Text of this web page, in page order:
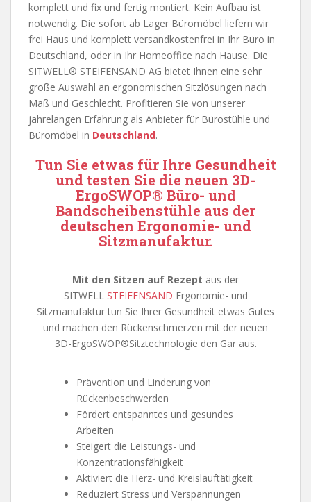
komplett und fix und fertig montiert. Kein Aufbau ist
notwendig. Die sofort ab Lager Büromöbel liefern wir
frei Haus und komplett versandkostenfrei in Ihr Büro in
Deutschland, oder in Ihr Homeoffice nach Hause. Die
SITWELL® STEIFENSAND AG bietet Ihnen eine sehr
große Auswahl an ergonomischen Sitzlösungen nach
Maß und Geschlecht. Profitieren Sie von unserer
jahrelangen Erfahrung als Anbieter für Bürostühle und
Büromöbel in Deutschland.
Tun Sie etwas für Ihre Gesundheit
und testen Sie die neuen 3D-
ErgoSWOP® Büro- und
Bandscheibenstühle aus der
deutschen Ergonomie- und
Sitzmanufaktur.
Mit den Sitzen auf Rezept aus der
SITWELL STEIFENSAND Ergonomie- und
Sitzmanufaktur tun Sie Ihrer Gesundheit etwas Gutes
und machen den Rückenschmerzen mit der neuen
3D-ErgoSWOP®Sitztechnologie den Gar aus.
Prävention und Linderung von
Rückenbeschwerden
Fördert entspanntes und gesundes
Arbeiten
Steigert die Leistungs- und
Konzentrationsfähigkeit
Aktiviert die Herz- und Kreislauftätigkeit
Reduziert Stress und Verspannungen